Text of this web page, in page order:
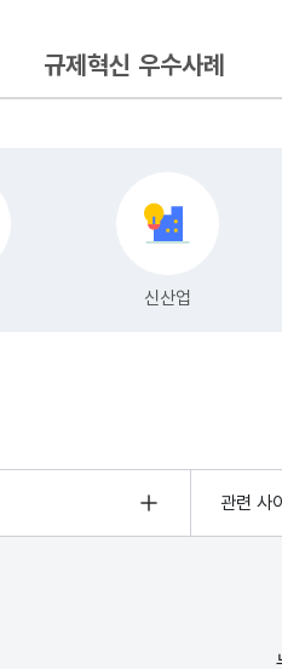
관련 사